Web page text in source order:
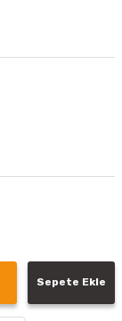
Sepete Ekle